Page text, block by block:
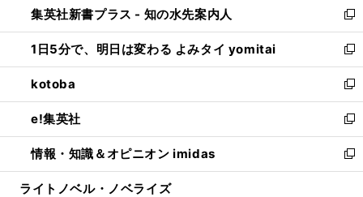
く
ド
ウ
で
開
く
ィ
ン
ド
ウ
で
開
く
い
ウ
ィ
ン
ド
ウ
で
開
く
集英社新書プラス - 知の水先案内人
新
し
い
ウ
ィ
ン
ド
ウ
で
開
1日5分で、明日は変わる よみタイ yomitai
新
し
い
ウ
ィ
ン
ド
ウ
kotoba
新
し
い
ウ
ィ
ン
e!集英社
新
し
い
ウ
情報・知識＆オピニオン imidas
新
し
ライトノベル・ノベライズ